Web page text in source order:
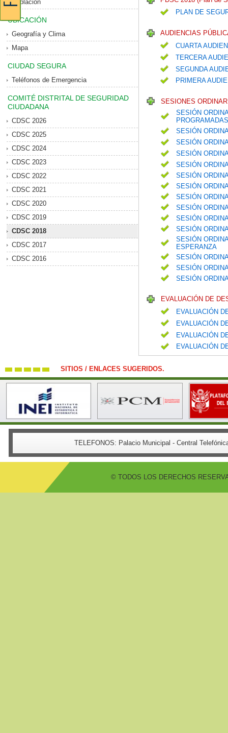
Población
UBICACIÓN
Geografía y Clima
Mapa
CIUDAD SEGURA
Teléfonos de Emergencia
COMITÉ DISTRITAL DE SEGURIDAD
CIUDADANA
CDSC 2026
CDSC 2025
CDSC 2024
CDSC 2023
CDSC 2022
CDSC 2021
CDSC 2020
CDSC 2019
CDSC 2018
CDSC 2017
CDSC 2016
PLAN DE
AUDIENCIAS
CUARTA
TERCERA
SEGUNDA
PRIMERA
SESIONES
SESIÓN
SESIÓN
SESIÓN
SESIÓN
SESIÓN
SESIÓN
SESIÓN
SESIÓN
SESIÓN
SESIÓN
SESIÓN
SESIÓN
ESPERANZA
SESIÓN
SESIÓN
SESIÓN
EVALUACIÓN DE
EVALUACIÓN
EVALUACIÓN
EVALUACIÓN
EVALUACIÓN
SITIOS / ENLACES SUGERIDOS.
TELEFONOS: Palacio Municipal - Central
© TODOS LOS DERECHOS